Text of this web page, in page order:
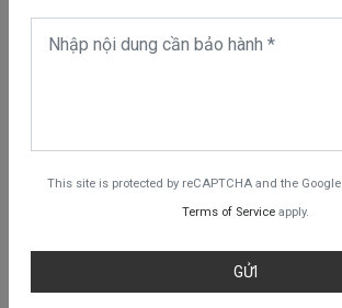
This site is protected by reCAPTCHA and the Google
Terms of Service apply.
GỬI